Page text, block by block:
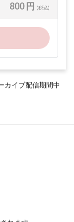
800 円 (税込)
カイブ配信期間中